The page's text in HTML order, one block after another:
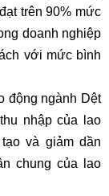
trên 90% mức
doanh nghiệp
với mức bình
động ngành Dệt
nhập của lao
và giảm dần
chung của lao